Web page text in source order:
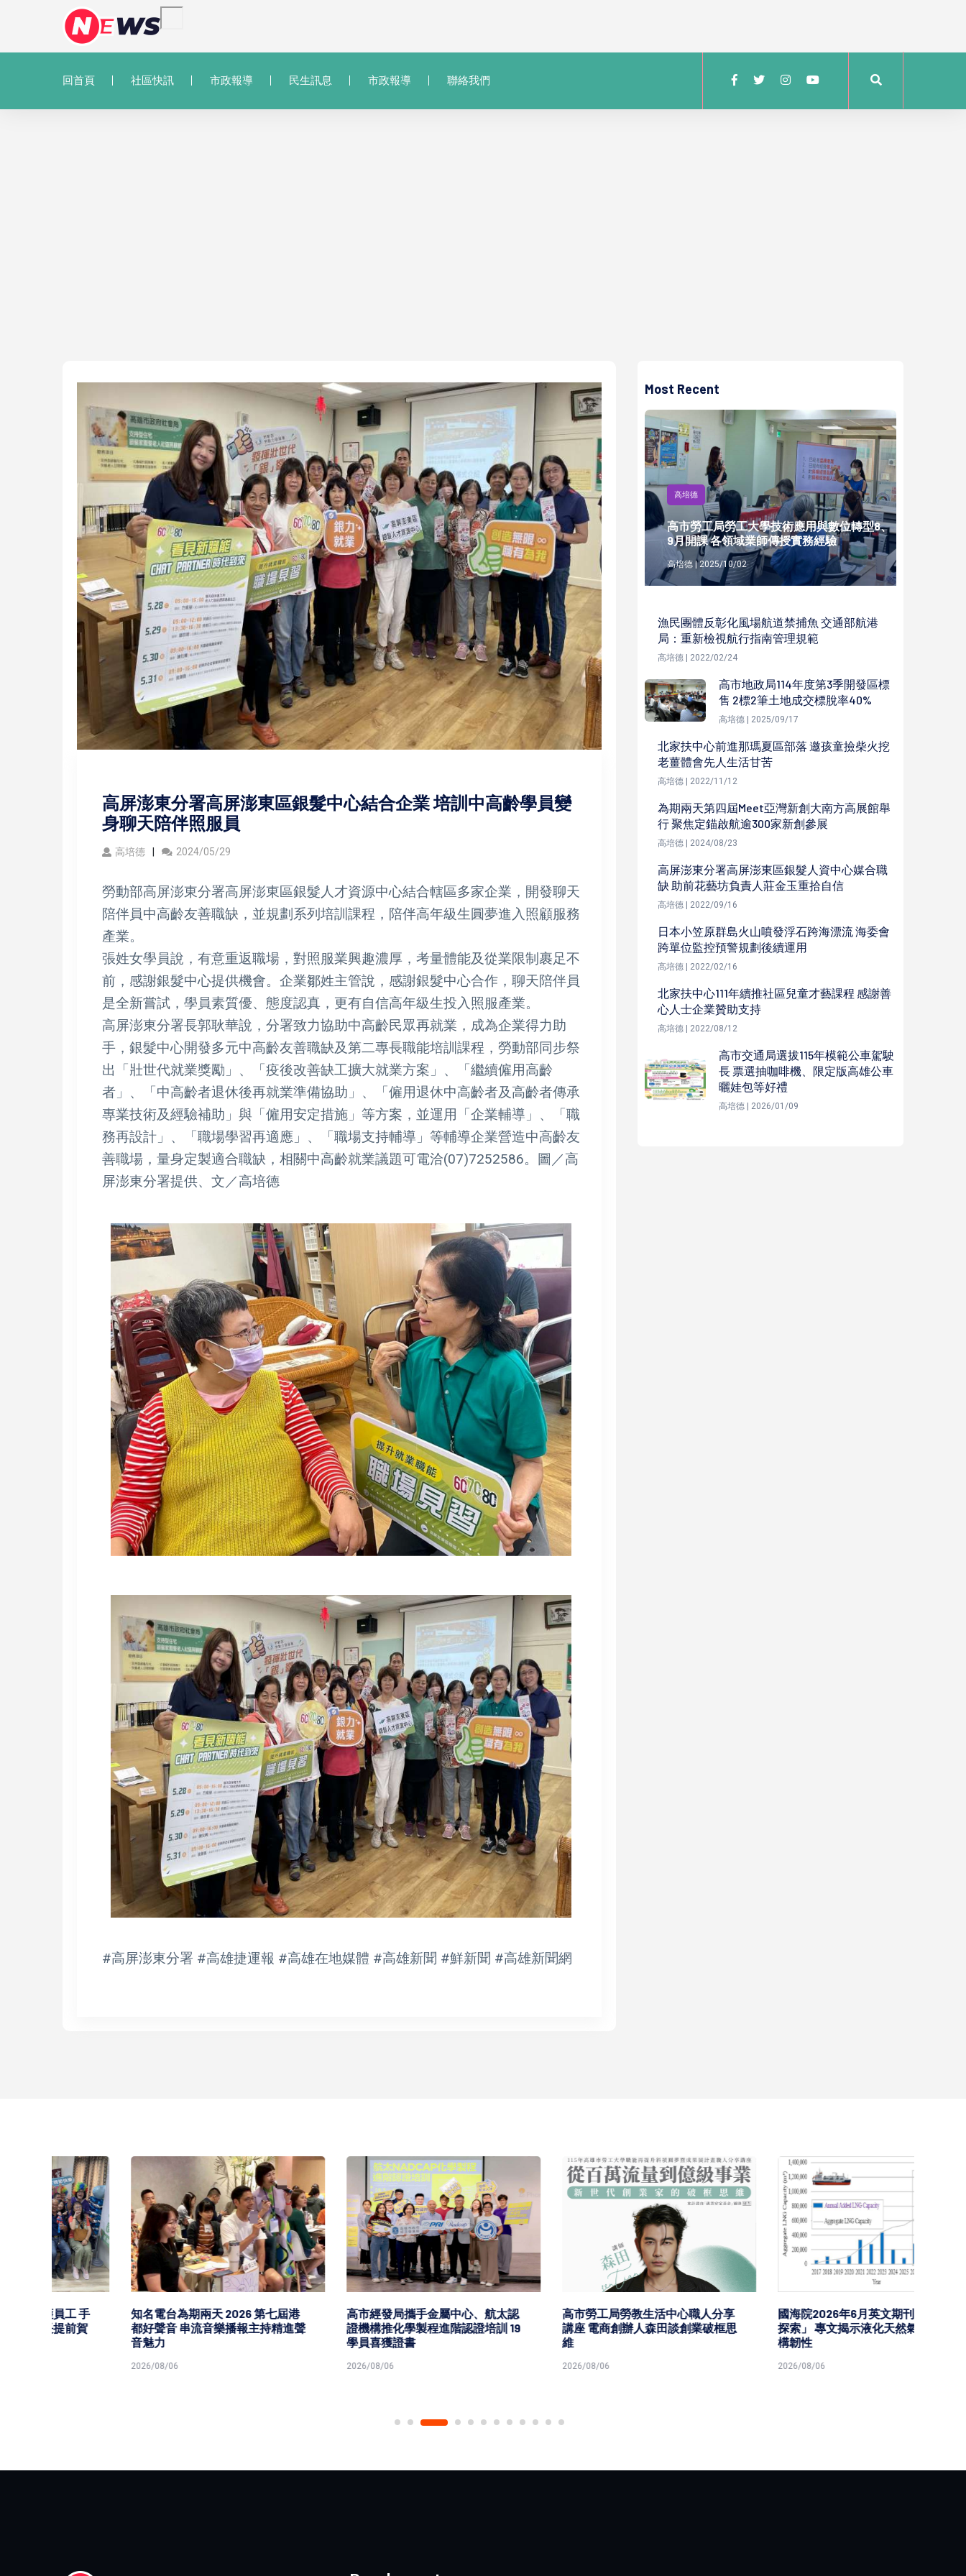
回首頁 社區快訊 市政報導 民生訊息 市政報導 聯絡我們
高屏澎東分署高屏澎東區銀髮中心結合企業 培訓中高齡學員變
身聊天陪伴照服員
高培德 2024/05/29
勞動部高屏澎東分署高屏澎東區銀髮人才資源中心結合轄區多家企業，開發聊天
陪伴員中高齡友善職缺，並規劃系列培訓課程，陪伴高年級生圓夢進入照顧服務
產業。
張姓女學員說，有意重返職場，對照服業興趣濃厚，考量體能及從業限制裹足不
前，感謝銀髮中心提供機會。企業鄒姓主管說，感謝銀髮中心合作，聊天陪伴員
是全新嘗試，學員素質優、態度認真，更有自信高年級生投入照服產業。
高屏澎東分署長郭耿華說，分署致力協助中高齡民眾再就業，成為企業得力助
手，銀髮中心開發多元中高齡友善職缺及第二專長職能培訓課程，勞動部同步祭
出「壯世代就業獎勵」、「疫後改善缺工擴大就業方案」、「繼續僱用高齡
者」、「中高齡者退休後再就業準備協助」、「僱用退休中高齡者及高齡者傳承
專業技術及經驗補助」與「僱用安定措施」等方案，並運用「企業輔導」、「職
務再設計」、「職場學習再適應」、「職場支持輔導」等輔導企業營造中高齡友
善職場，量身定製適合職缺，相關中高齡就業議題可電洽(07)7252586。圖／高
屏澎東分署提供、文／高培德
#高屏澎東分署 #高雄捷運報 #高雄在地媒體 #高雄新聞 #鮮新聞 #高雄新聞網
Most Recent
高培德
高市勞工局勞工大學技術應用與數位轉型8、
9月開課 各領域業師傳授實務經驗
高培德 | 2025/10/02
漁民團體反彰化風場航道禁捕魚 交通部航港
局：重新檢視航行指南管理規範
高培德 | 2022/02/24
高市地政局114年度第3季開發區標
售 2標2筆土地成交標脫率40%
高培德 | 2025/09/17
北家扶中心前進那瑪夏區部落 邀孩童撿柴火挖
老薑體會先人生活甘苦
高培德 | 2022/11/12
為期兩天第四屆Meet亞灣新創大南方高展館舉
行 聚焦定錨啟航逾300家新創參展
高培德 | 2024/08/23
高屏澎東分署高屏澎東區銀髮人資中心媒合職
缺 助前花藝坊負責人莊金玉重拾自信
高培德 | 2022/09/16
日本小笠原群島火山噴發浮石跨海漂流 海委會
跨單位監控預警規劃後續運用
高培德 | 2022/02/16
北家扶中心111年續推社區兒童才藝課程 感謝善
心人士企業贊助支持
高培德 | 2022/08/12
高市交通局選拔115年模範公車駕駛
長 票選抽咖啡機、限定版高雄公車
曬娃包等好禮
高培德 | 2026/01/09
知名電台為期兩天 2026 第七屆港
都好聲音 串流音樂播報主持精進聲
高市經發局攜手金屬中心、航太認
證機構推化學製程進階認證培訓 19
學員喜獲證書
高市勞工局勞教生活中心職人分享
講座 電商創辦人森田談創業破框思
國海院2026年6月英文期刊「海洋
探索」 專文揭示液化天然氣船隊結